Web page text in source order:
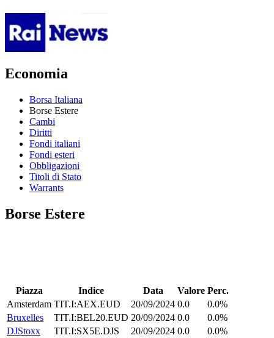
Economia
Borsa Italiana
Borse Estere
Cambi
Diritti
Fondi italiani
Fondi esteri
Obbligazioni
Titoli di Stato
Warrants
Borse Estere
Piazza Indice Data Valore Perc.
Amsterdam TIT.I:AEX.EUD 20/09/2024 0.0
0.0%
Bruxelles
TIT.I:BEL20.EUD 20/09/2024 0.0
0.0%
DJStoxx
TIT.I:SX5E.DJS 20/09/2024 0.0
0.0%